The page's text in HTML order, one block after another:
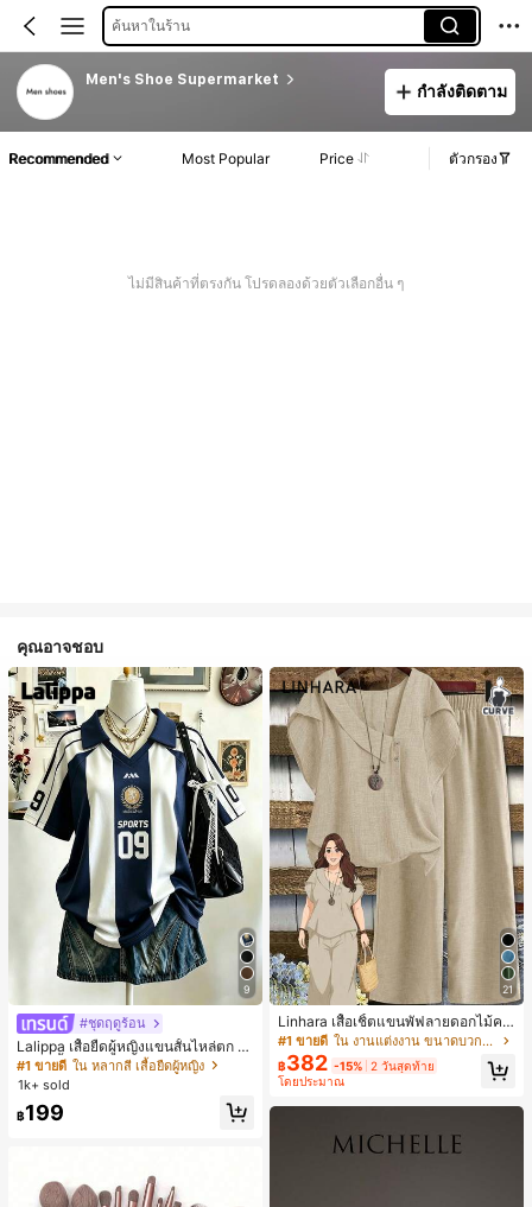
ค้นหาในร้าน
Men's Shoe Supermarket
กำลังติดตาม
Recommended Most Popular Price ตัวกรอง
ไม่มีสินค้าที่ตรงกัน โปรดลองด้วยตัวเลือกอื่น ๆ
คุณอาจชอบ
9
#ชุดฤดูร้อน
Lalippa เสื้อยืดผู้หญิงแขนสั้นไหล่ตก ค
อวีปกเสื้อ ลายพิมพ์ดิจิทัลลายทาง สไตล์
สปอร์ตแฟชั่นมินิมอล ของขวัญสำหรับเ
พื่อน
#1 ขายดี ใน หลากสี เสื้อยืดผู้หญิง
1k+ sold
฿199
21
Linhara เสื้อเชิ้ตแขนพัฟลายดอกไม้คอ
ปกไม่สมมาตรสำหรับผู้หญิงไซส์ใหญ่ +
กางเกงลำลองทรงหลวมเอวยางยืด 2 ชิ้
น สำหรับฤดูใบไม้ผลิ/ฤดูร้อน
#1 ขายดี ใน งานแต่งงาน ขนาดบวก Co-Ords
฿382 -15% 2 วันสุดท้าย
โดยประมาณ